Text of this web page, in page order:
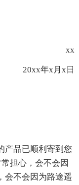
xx
20xx年x月x日
产品已顺利寄到您
担心，会不会因
会不会因为路途遥